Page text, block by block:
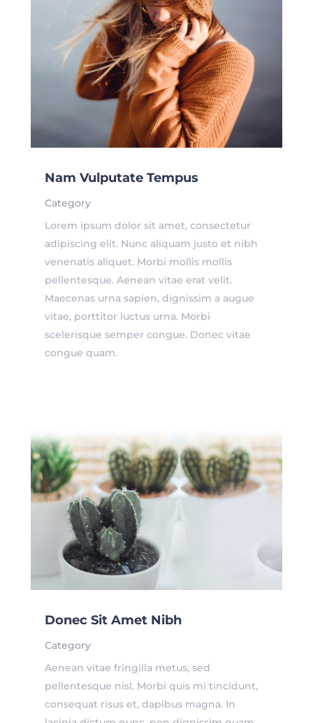
Nam Vulputate Tempus
Category
Lorem ipsum dolor sit amet, consectetur
adipiscing elit. Nunc aliquam justo et nibh
venenatis aliquet. Morbi mollis mollis
pellentesque. Aenean vitae erat velit.
Maecenas urna sapien, dignissim a augue
vitae, porttitor luctus urna. Morbi
scelerisque semper congue. Donec vitae
congue quam.
Donec Sit Amet Nibh
Category
Aenean vitae fringilla metus, sed
pellentesque nisl. Morbi quis mi tincidunt,
consequat risus et, dapibus magna. In